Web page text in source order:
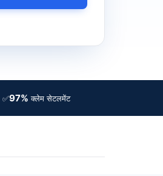
✅97% क्लेम सेटलमेंट